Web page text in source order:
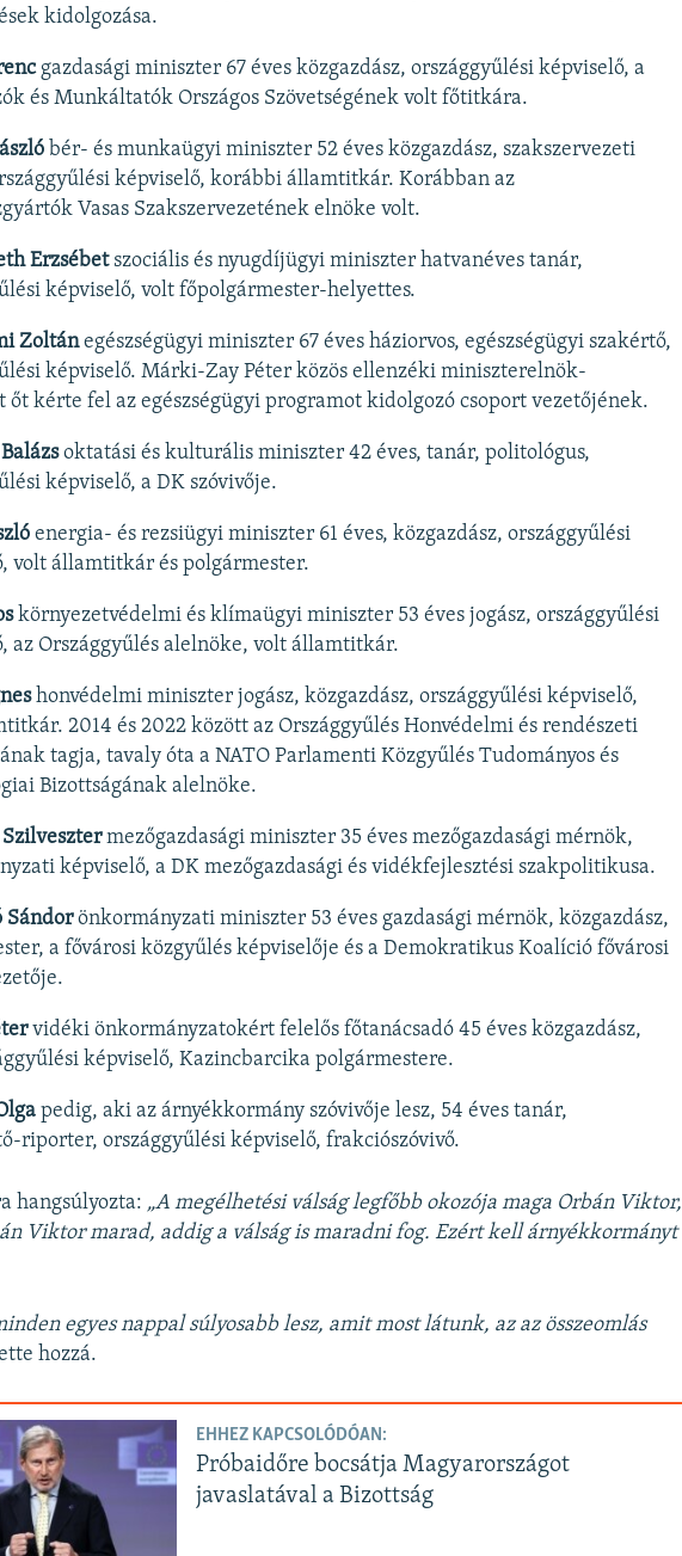
kidolgozása.
gazdasági miniszter 67 éves közgazdász, országgyűlési képviselő, a
és Munkáltatók Országos Szövetségének volt főtitkára.
bér- és munkaügyi miniszter 52 éves közgazdász, szakszervezeti
képviselő, korábbi államtitkár. Korábban az
Vasas Szakszervezetének elnöke volt.
Erzsébet szociális és nyugdíjügyi miniszter hatvanéves tanár,
képviselő, volt főpolgármester-helyettes.
Zoltánegészségügyi miniszter 67 éves háziorvos, egészségügyi szakértő,
képviselő. Márki-Zay Péter közös ellenzéki miniszterelnök-
kérte fel az egészségügyi programot kidolgozó csoport vezetőjének.
oktatási és kulturális miniszter 42 éves, tanár, politológus,
képviselő, a DK szóvivője.
energia- és rezsiügyi miniszter 61 éves, közgazdász, országgyűlési
volt államtitkár és polgármester.
környezetvédelmi és klímaügyi miniszter 53 éves jogász, országgyűlési
az Országgyűlés alelnöke, volt államtitkár.
honvédelmi miniszter jogász, közgazdász, országgyűlési képviselő,
2014 és 2022 között az Országgyűlés Honvédelmi és rendészeti
tagja, tavaly óta a NATO Parlamenti Közgyűlés Tudományos és
Bizottságának alelnöke.
mezőgazdasági miniszter 35 éves mezőgazdasági mérnök,
képviselő, a DK mezőgazdasági és vidékfejlesztési szakpolitikusa.
Sándorönkormányzati miniszter 53 éves gazdasági mérnök, közgazdász,
a fővárosi közgyűlés képviselője és a Demokratikus Koalíció fővárosi
vidéki önkormányzatokért felelős főtanácsadó 45 éves közgazdász,
képviselő, Kazincbarcika polgármestere.
pedig, aki az árnyékkormány szóvivője lesz, 54 éves tanár,
riporter, országgyűlési képviselő, frakciószóvivő.
hangsúlyozta: „A megélhetési válság legfőbb okozója maga Orbán Viktor,
Viktor marad, addig a válság is maradni fog. Ezért kell árnyékkormányt
egyes nappal súlyosabb lesz, amit most látunk, az az összeomlás
hozzá.
EHHEZ KAPCSOLÓDÓAN:
Próbaidőre bocsátja Magyarországot
javaslatával a Bizottság